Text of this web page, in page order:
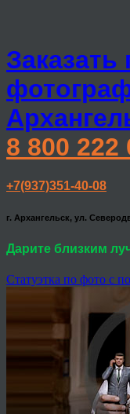
Заказать
8 800 222
+7(937)351-40-08
г. Архангельск, ул.
Дарите близким
Статуэтка по фото с